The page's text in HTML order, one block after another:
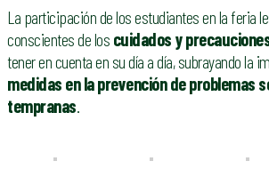
La participación de los estudiantes en la feria
conscientes de los cuidados y
tener en cuenta en su día a día, subrayando la
medidas en la prevención de problemas
tempranas